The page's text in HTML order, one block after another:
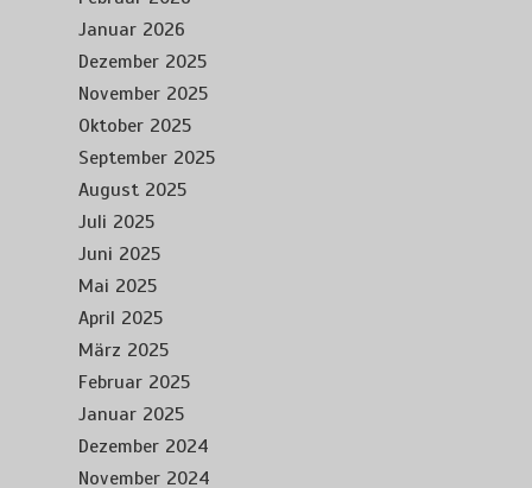
Januar 2026
Dezember 2025
November 2025
Oktober 2025
September 2025
August 2025
Juli 2025
Juni 2025
Mai 2025
April 2025
März 2025
Februar 2025
Januar 2025
Dezember 2024
November 2024